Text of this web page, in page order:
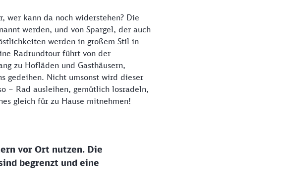
wer kann da noch widerstehen? Die
werden, und von Spargel, der auch
werden in großem Stil in
Radrundtour führt von der
zu Hofläden und Gasthäusern,
gedeihen. Nicht umsonst wird dieser
– Rad ausleihen, gemütlich losradeln,
gleich für zu Hause mitnehmen!
vor Ort nutzen. Die
begrenzt und eine